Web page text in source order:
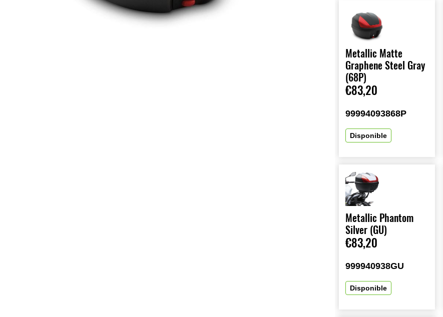
Metallic Matte
Graphene Steel Gray
(68P)
€83,20
99994093868P
Disponible
Metallic Phantom
Silver (GU)
€83,20
999940938GU
Disponible